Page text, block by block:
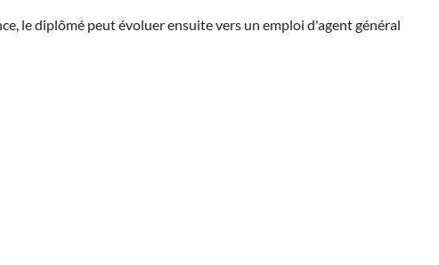
le diplômé peut évoluer ensuite vers un emploi d'agent général